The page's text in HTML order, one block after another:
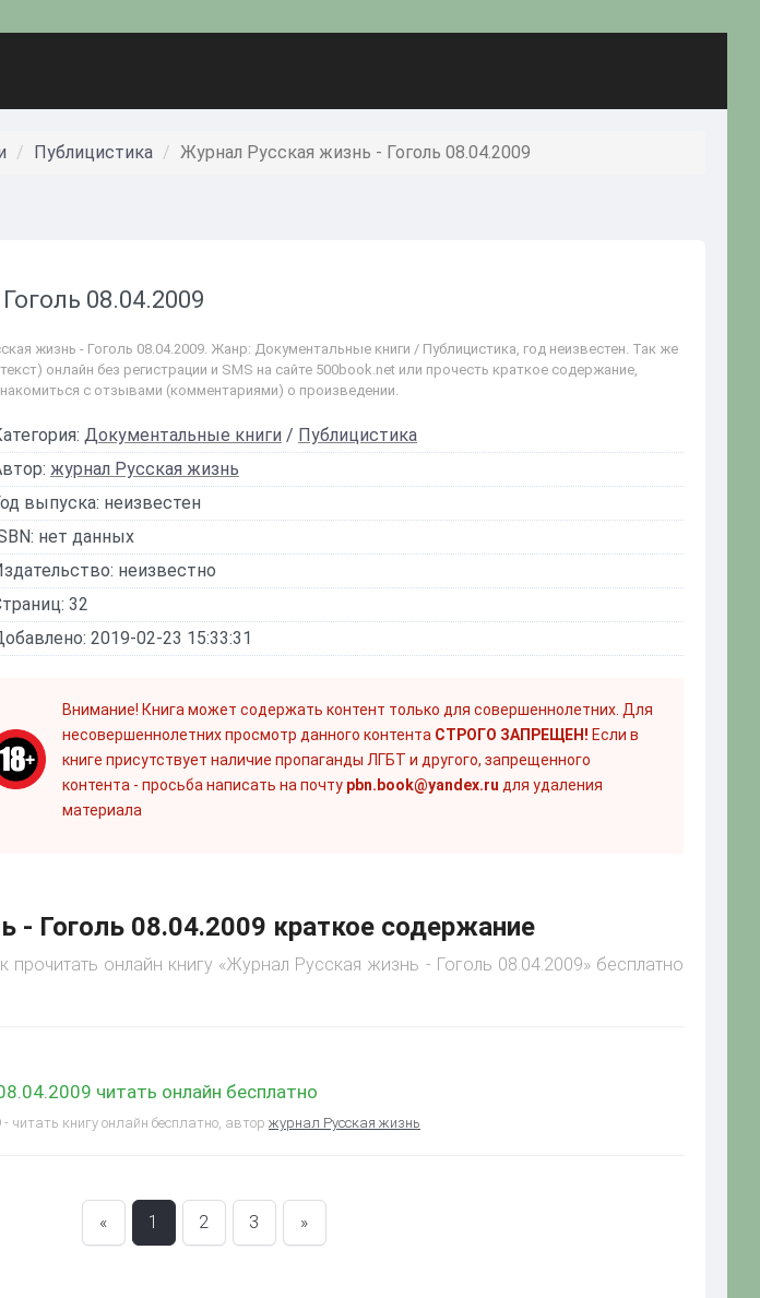
Публицистика Журнал Русская жизнь - Гоголь 08.04.2009
08.04.2009
жизнь - Гоголь 08.04.2009. Жанр: Документальные книги / Публицистика, год неизвестен. Так же
онлайн без регистрации и SMS на сайте 500book.net или прочесть краткое содержание,
с отзывами (комментариями) о произведении.
Документальные книги / Публицистика
журнал Русская жизнь
выпуска: неизвестен
нет данных
неизвестно
32
2019-02-23 15:33:31
Внимание! Книга может содержать контент только для совершеннолетних. Для
несовершеннолетних просмотр данного контента СТРОГО ЗАПРЕЩЕН! Если в
книге присутствует наличие пропаганды ЛГБТ и другого, запрещенного
контента - просьба написать на почту pbn.book@yandex.ru для удаления
материала
- Гоголь 08.04.2009 краткое содержание
прочитать онлайн книгу «Журнал Русская жизнь - Гоголь 08.04.2009» бесплатно
читать онлайн бесплатно
читать книгу онлайн бесплатно, автор журнал Русская жизнь
« 1 2 3 »